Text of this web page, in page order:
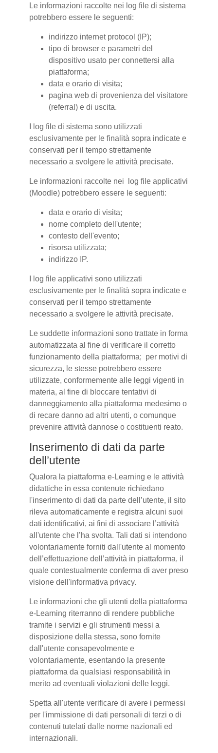
Le informazioni raccolte nei log file di sistema
potrebbero essere le seguenti:
indirizzo internet protocol (IP);
tipo di browser e parametri del
dispositivo usato per connettersi alla
piattaforma;
data e orario di visita;
pagina web di provenienza del visitatore
(referral) e di uscita.
I log file di sistema sono utilizzati
esclusivamente per le finalità sopra indicate e
conservati per il tempo strettamente
necessario a svolgere le attività precisate.
Le informazioni raccolte nei log file applicativi
(Moodle) potrebbero essere le seguenti:
data e orario di visita;
nome completo dell'utente;
contesto dell'evento;
risorsa utilizzata;
indirizzo IP.
I log file applicativi sono utilizzati
esclusivamente per le finalità sopra indicate e
conservati per il tempo strettamente
necessario a svolgere le attività precisate.
Le suddette informazioni sono trattate in forma
automatizzata al fine di verificare il corretto
funzionamento della piattaforma; per motivi di
sicurezza, le stesse potrebbero essere
utilizzate, conformemente alle leggi vigenti in
materia, al fine di bloccare tentativi di
danneggiamento alla piattaforma medesimo o
di recare danno ad altri utenti, o comunque
prevenire attività dannose o costituenti reato.
Inserimento di dati da parte
dell’utente
Qualora la piattaforma e-Learning e le attività
didattiche in essa contenute richiedano
l'inserimento di dati da parte dell’utente, il sito
rileva automaticamente e registra alcuni suoi
dati identificativi, ai fini di associare l’attività
all'utente che l’ha svolta. Tali dati si intendono
volontariamente forniti dall'utente al momento
dell’effettuazione dell’attività in piattaforma, il
quale contestualmente conferma di aver preso
visione dell'informativa privacy.
Le informazioni che gli utenti della piattaforma
e-Learning riterranno di rendere pubbliche
tramite i servizi e gli strumenti messi a
disposizione della stessa, sono fornite
dall'utente consapevolmente e
volontariamente, esentando la presente
piattaforma da qualsiasi responsabilità in
merito ad eventuali violazioni delle leggi.
Spetta all'utente verificare di avere i permessi
per l'immissione di dati personali di terzi o di
contenuti tutelati dalle norme nazionali ed
internazionali.